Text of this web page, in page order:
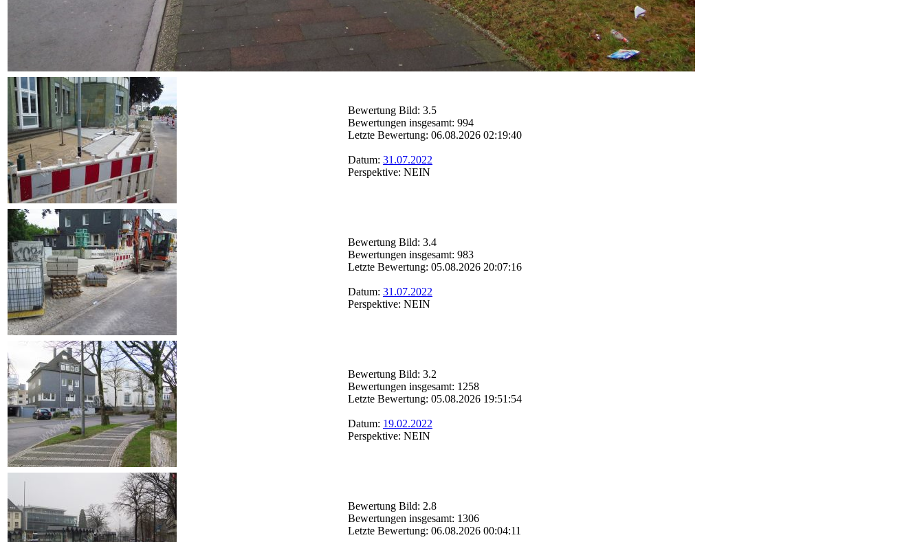
Bewertung Bild: 3.5
Bewertungen insgesamt: 994
Letzte Bewertung: 06.08.2026 02:19:40
Datum: 31.07.2022
Perspektive: NEIN
Bewertung Bild: 3.4
Bewertungen insgesamt: 983
Letzte Bewertung: 05.08.2026 20:07:16
Datum: 31.07.2022
Perspektive: NEIN
Bewertung Bild: 3.2
Bewertungen insgesamt: 1258
Letzte Bewertung: 05.08.2026 19:51:54
Datum: 19.02.2022
Perspektive: NEIN
Bewertung Bild: 2.8
Bewertungen insgesamt: 1306
Letzte Bewertung: 06.08.2026 00:04:11